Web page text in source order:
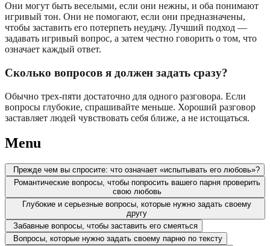
Они могут быть веселыми, если они нежны, и оба понимают
игривый тон. Они не помогают, если они предназначены,
чтобы заставить его потерпеть неудачу. Лучший подход —
задавать игривый вопрос, а затем честно говорить о том, что
означает каждый ответ.
Сколько вопросов я должен задать сразу?
Обычно трех-пяти достаточно для одного разговора. Если
вопросы глубокие, спрашивайте меньше. Хороший разговор
заставляет людей чувствовать себя ближе, а не истощаться.
Menu
Прежде чем вы спросите: что означает «испытывать его любовь»?
Романтические вопросы, чтобы попросить вашего парня проверить
свою любовь
Глубокие и серьезные вопросы, которые нужно задать своему
другу
Забавные вопросы, чтобы заставить его смеяться
Вопросы, которые нужно задать своему парню по тексту